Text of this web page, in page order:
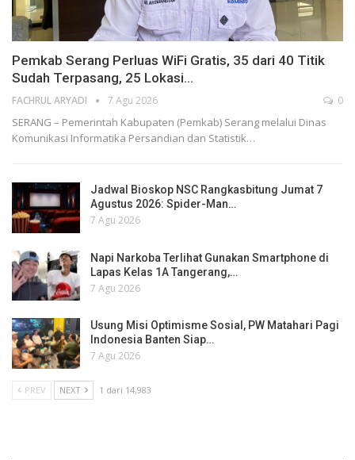
Pemkab Serang Perluas WiFi Gratis, 35 dari 40 Titik
Sudah Terpasang, 25 Lokasi…
FACHRUL ARYADI 7 Agu 2026 0
SERANG – Pemerintah Kabupaten (Pemkab) Serang melalui Dinas
Komunikasi Informatika Persandian dan Statistik…
Jadwal Bioskop NSC Rangkasbitung Jumat 7
Agustus 2026: Spider-Man…
7 Agu 2026
Napi Narkoba Terlihat Gunakan Smartphone di
Lapas Kelas 1A Tangerang,…
7 Agu 2026
Usung Misi Optimisme Sosial, PW Matahari Pagi
Indonesia Banten Siap…
7 Agu 2026
PREV NEXT 1 dari 14,983